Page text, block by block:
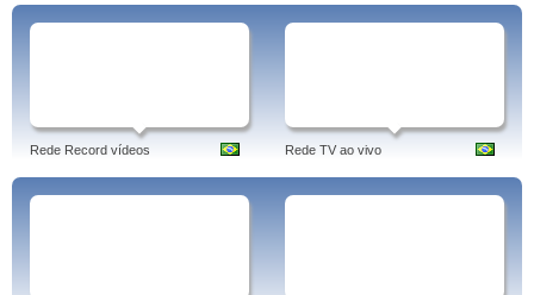
Rede Record vídeos Rede TV ao vivo